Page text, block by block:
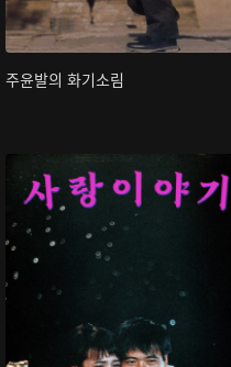
주윤발의 화기소림